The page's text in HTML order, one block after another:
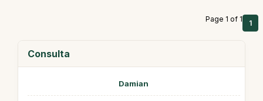
Page 1 of 1 1
Consulta
Damian